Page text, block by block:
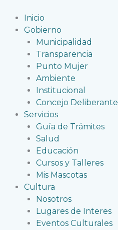
contenido
Inicio
Gobierno
Municipalidad
Transparencia
Punto Mujer
Ambiente
Institucional
Concejo Deliberante
Servicios
Guía de Trámites
Salud
Educación
Cursos y Talleres
Mis Mascotas
Cultura
Nosotros
Lugares de Interes
Eventos Culturales